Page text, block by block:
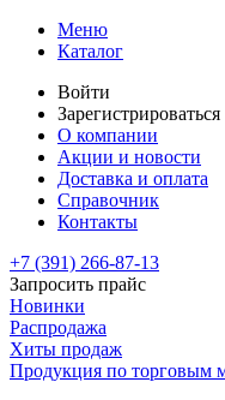
Меню
Каталог
Войти
Зарегистрироваться
О компании
Акции и новости
Доставка и оплата
Справочник
Контакты
+7 (391) 266-87-13
Запросить прайс
Новинки
Распродажа
Хиты продаж
Продукция по торговым